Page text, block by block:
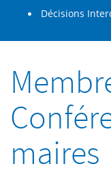
Décisions
maires